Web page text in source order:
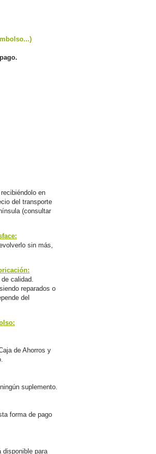
en
del transporte
(consultar
sin más,
calidad.
reparados o
del
de Ahorros y
suplemento.
forma de pago
disponible para